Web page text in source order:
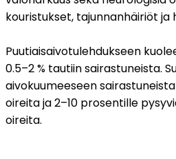
kouristukset, tajunnanhäiriöt ja
Puutiaisaivotulehdukseen
0.5–2 % tautiin sairastuneista.
aivokuumeeseen
oireita ja 2–10 prosentille
oireita.